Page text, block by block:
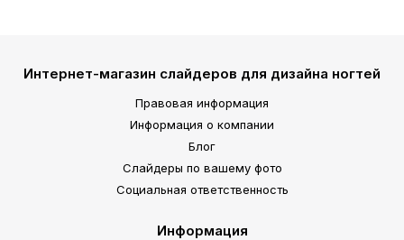
Интернет-магазин слайдеров для дизайна ногтей
Правовая информация
Информация о компании
Блог
Слайдеры по вашему фото
Социальная ответственность
Информация